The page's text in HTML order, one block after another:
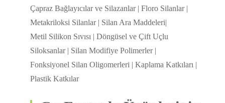
Çapraz Bağlayıcılar ve Silazanlar | Floro Silanlar |
Metakriloksi Silanlar | Silan Ara Maddeleri|
Metil Silikon Sıvısı | Döngüsel ve Çift Uçlu
Siloksanlar | Silan Modifiye Polimerler |
Fonksiyonel Silan Oligomerleri | Kaplama Katkıları |
Plastik Katkılar